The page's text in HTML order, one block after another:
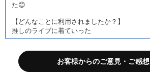
た😊
【どんなことに利用されましたか？】
推しのライブに着ていった
ましたか？】
値段で躊躇していましたが、ご相談対応が非
お客様からのご意見・ご感